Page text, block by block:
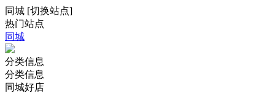
同城 [切换站点]
热门站点
同城
分类信息
分类信息
同城好店